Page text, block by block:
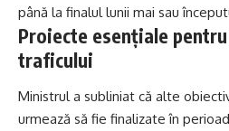
până la finalul lunii mai sau
Proiecte esențiale
traficului
Ministrul a subliniat că alte
urmează să fie finalizate în